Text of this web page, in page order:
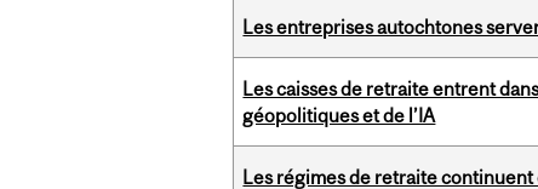
Les entreprises autochtones
Les caisses de retraite entrent
géopolitiques et de l’IA
Les régimes de retraite